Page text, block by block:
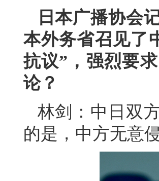
日本广播协会
本外务省召见了
抗议”，强烈要
论？
林剑： 中日双
的是，中方无意